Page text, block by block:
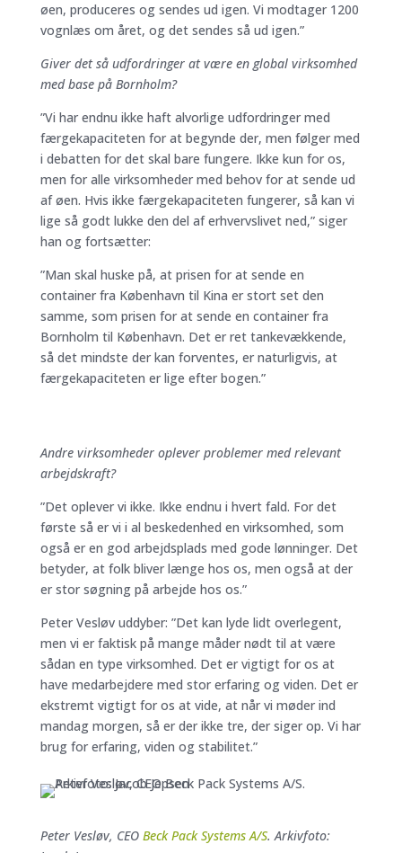
øen, produceres og sendes ud igen. Vi modtager 1200
vognlæs om året, og det sendes så ud igen.”
Giver det så udfordringer at være en global virksomhed
med base på Bornholm?
”Vi har endnu ikke haft alvorlige udfordringer med
færgekapaciteten for at begynde der, men følger med
i debatten for det skal bare fungere. Ikke kun for os,
men for alle virksomheder med behov for at sende ud
af øen. Hvis ikke færgekapaciteten fungerer, så kan vi
lige så godt lukke den del af erhvervslivet ned,” siger
han og fortsætter:
”Man skal huske på, at prisen for at sende en
container fra København til Kina er stort set den
samme, som prisen for at sende en container fra
Bornholm til København. Det er ret tankevækkende,
så det mindste der kan forventes, er naturligvis, at
færgekapaciteten er lige efter bogen.”
Andre virksomheder oplever problemer med relevant
arbejdskraft?
”Det oplever vi ikke. Ikke endnu i hvert fald. For det
første så er vi i al beskedenhed en virksomhed, som
også er en god arbejdsplads med gode lønninger. Det
betyder, at folk bliver længe hos os, men også at der
er stor søgning på arbejde hos os.”
Peter Vesløv uddyber: ”Det kan lyde lidt overlegent,
men vi er faktisk på mange måder nødt til at være
sådan en type virksomhed. Det er vigtigt for os at
have medarbejdere med stor erfaring og viden. Det er
ekstremt vigtigt for os at vide, at når vi møder ind
mandag morgen, så er der ikke tre, der siger op. Vi har
brug for erfaring, viden og stabilitet.”
Peter Vesløv, CEO Beck Pack Systems A/S. Arkivfoto: